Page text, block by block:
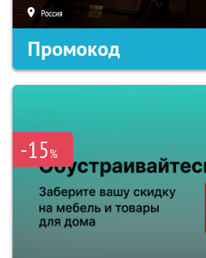
Россия
Промокод
-15%